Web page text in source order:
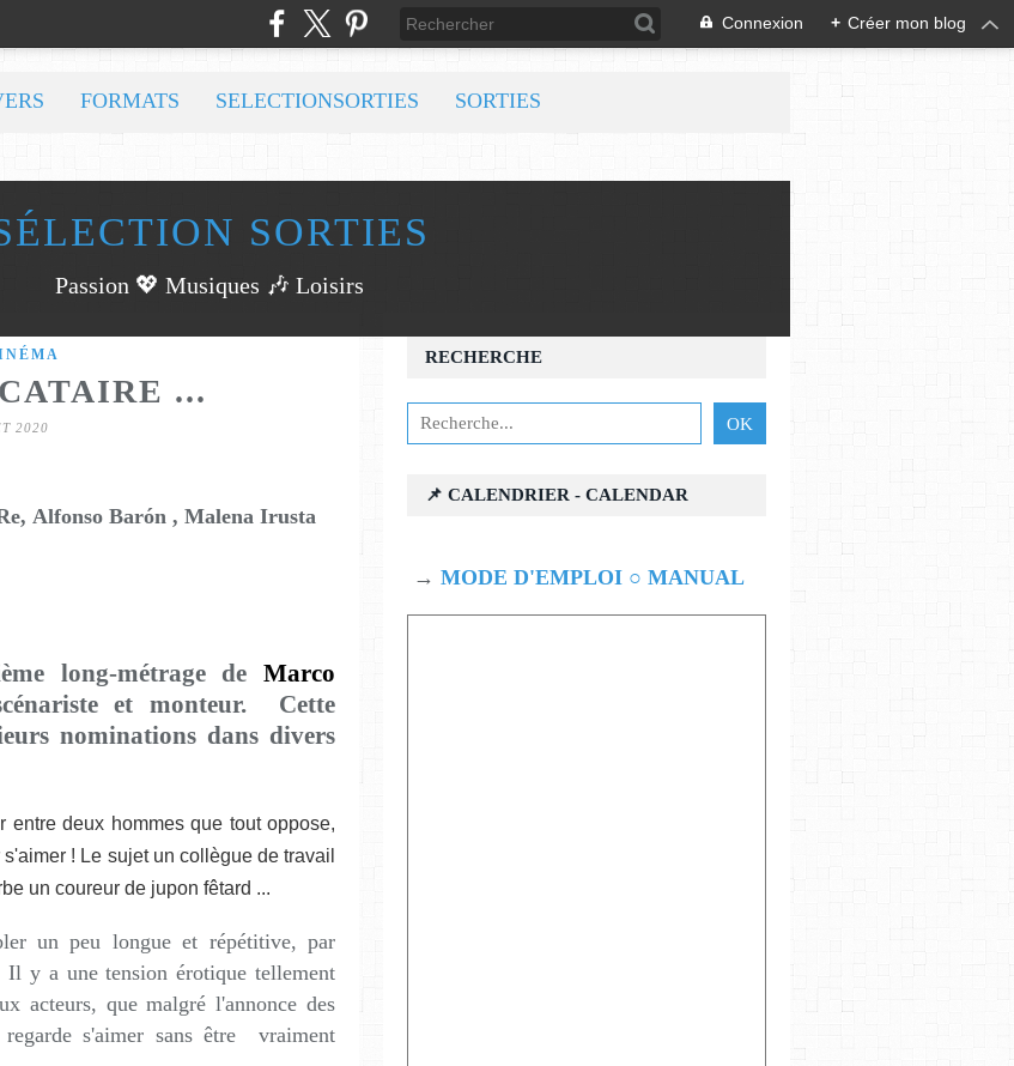
Connexion + Créer mon blog
SORTIES
Passion 💖 Musiques 🎶 Loisirs
FORMATS SELECTIONSORTIES SORTIES
...
2020
Alfonso Barón , Malena Irusta
long-métrage deMarco
et monteur. Cette
nominations dans divers
deux hommes que tout oppose,
! Le sujet un collègue de travail
un coureur de jupon fêtard ...
un peu longue et répétitive, par
Il y a une tension érotique tellement
acteurs, que malgré l'annonce des
s'aimer sans être vraiment
RECHERCHE
📌 CALENDRIER - CALENDAR
→ MODE D'EMPLOI ○ MANUAL